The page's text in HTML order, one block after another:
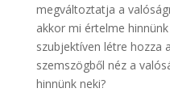
megváltoztatja a
akkor mi értelme
szubjektíven létre hozza
szemszögből néz a
hinnünk neki?